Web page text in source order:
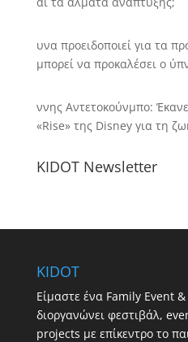
υνα προειδοποιεί για τα
μπορεί να προκαλέσει ο
ννης Αντετοκούνμπο:
«Rise» της Disney για τη
KIDOT Newsletter
KIDOT
Είμαστε ένα Family Event
διοργανώνει φεστιβάλ,
projects με επίκεντρο το